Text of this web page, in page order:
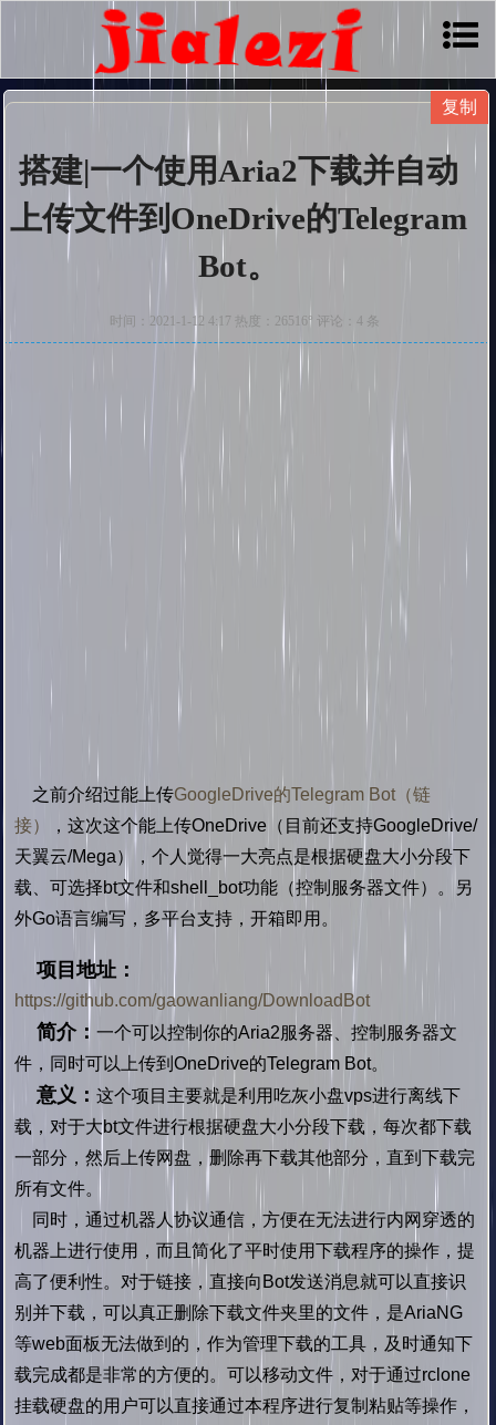
搭建|一个使用Aria2下载并自动
上传文件到OneDrive的Telegram
Bot。
时间：2021-1-12 4:17 热度：26516° 评论：4 条
之前介绍过能上传GoogleDrive的Telegram Bot（链
接）
，这次这个能上传OneDrive（目前还支持GoogleDrive/
天翼云/Mega），个人觉得一大亮点是根据硬盘大小分段下
载、可选择bt文件和shell_bot功能（控制服务器文件）。另
外Go语言编写，多平台支持，开箱即用。
项目地址：
https://github.com/gaowanliang/DownloadBot
简介： 一个可以控制你的Aria2服务器、控制服务器文
件，同时可以上传到OneDrive的Telegram Bot。
意义： 这个项目主要就是利用吃灰小盘vps进行离线下
载，对于大bt文件进行根据硬盘大小分段下载，每次都下载
一部分，然后上传网盘，删除再下载其他部分，直到下载完
所有文件。
同时，通过机器人协议通信，方便在无法进行内网穿透的
机器上进行使用，而且简化了平时使用下载程序的操作，提
高了便利性。对于链接，直接向Bot发送消息就可以直接识
别并下载，可以真正删除下载文件夹里的文件，是AriaNG
等web面板无法做到的，作为管理下载的工具，及时通知下
载完成都是非常的方便的。可以移动文件，对于通过rclone
挂载硬盘的用户可以直接通过本程序进行复制粘贴等操作，